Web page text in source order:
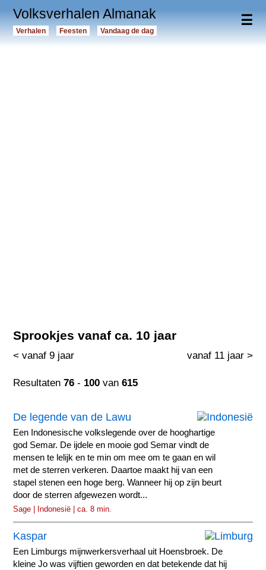
☰
Volksverhalen Almanak
Verhalen Feesten Vandaag de dag
Sprookjes vanaf ca. 10 jaar
< vanaf 9 jaar vanaf 11 jaar >
Resultaten76 - 100 van615
De legende van de Lawu
Een Indonesische volkslegende over de hooghartige
god Semar. De ijdele en mooie god Semar vindt de
mensen te lelijk en te min om mee om te gaan en wil
met de sterren verkeren. Daartoe maakt hij van een
stapel stenen een hoge berg. Wanneer hij op zijn beurt
door de sterren afgewezen wordt...
Sage | Indonesië | ca. 8 min.
Kaspar
Een Limburgs mijnwerkersverhaal uit Hoensbroek. De
kleine Jo was vijftien geworden en dat betekende dat hij